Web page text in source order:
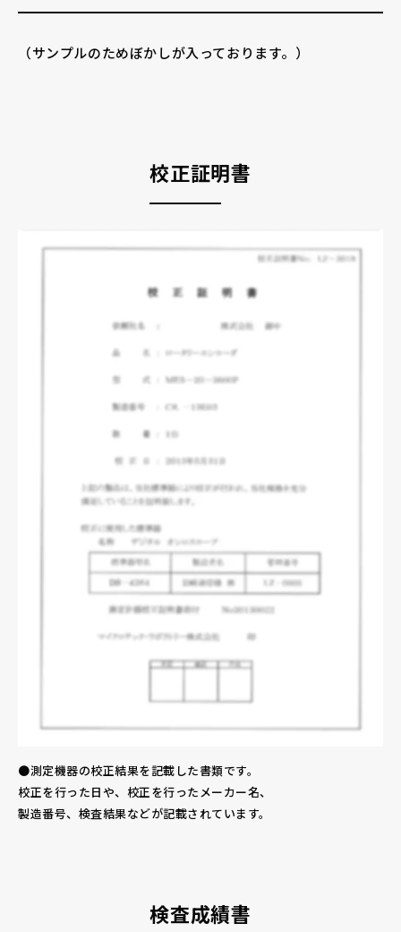
（サンプルのためぼかしが入っております。）
校正証明書
●測定機器の校正結果を記載した書類です。
校正を行った日や、校正を行ったメーカー名、
製造番号、検査結果などが記載されています。
検査成績書